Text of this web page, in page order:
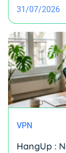
31/07/2026
VPN
HangUp :